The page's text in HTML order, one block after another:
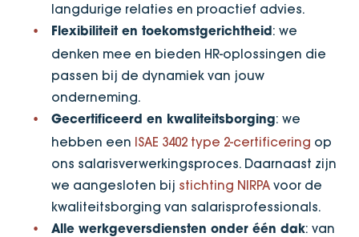
langdurige relaties en proactief advies.
Flexibiliteit en toekomstgerichtheid: we
denken mee en bieden HR-oplossingen die
passen bij de dynamiek van jouw
onderneming.
Gecertificeerd en kwaliteitsborging: we
hebben een ISAE 3402 type 2-certificering op
ons salarisverwerkingsproces. Daarnaast zijn
we aangesloten bij stichting NIRPA voor de
kwaliteitsborging van salarisprofessionals.
Alle werkgeversdiensten onder één dak: van